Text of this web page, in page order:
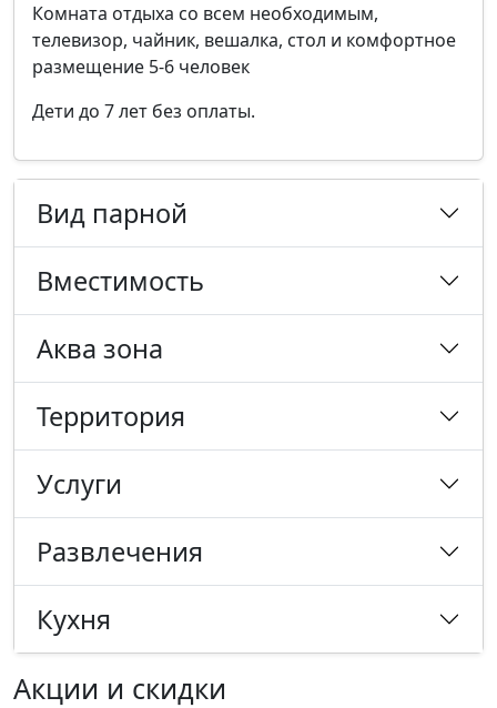
Комната отдыха со всем необходимым,
телевизор, чайник, вешалка, стол и комфортное
размещение 5-6 человек
Дети до 7 лет без оплаты.
Вид парной
Вместимость
Аква зона
Территория
Услуги
Развлечения
Кухня
Акции и скидки